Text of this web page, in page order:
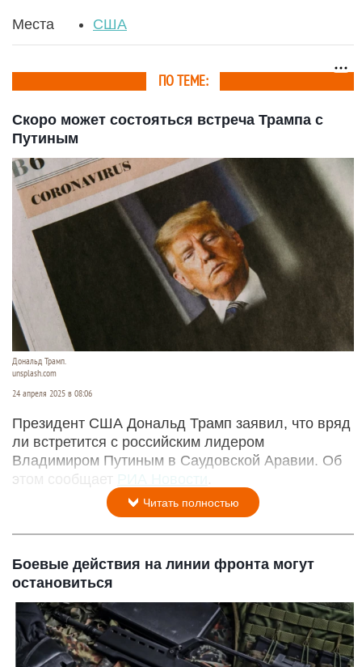
Места США
ПО ТЕМЕ:
Скоро может состояться встреча Трампа с
Путиным
Дональд Трамп.
unsplash.com
24 апреля 2025 в 08:06
Президент США Дональд Трамп заявил, что вряд
ли встретится с российским лидером
Владимиром Путиным в Саудовской Аравии. Об
этом сообщает РИА Новости
Читать полностью
Боевые действия на линии фронта могут
остановиться